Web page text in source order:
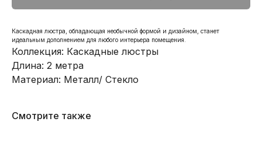
Каскадная люстра, обладающая необычной формой и дизайном, станет
идеальным дополнением для любого интерьера помещения.
Коллекция: Каскадные люстры
Длина: 2 метра
Материал: Металл/ Стекло
Смотрите также